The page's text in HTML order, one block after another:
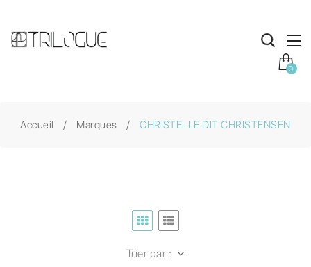
0
Accueil Marques CHRISTELLE DIT CHRISTENSEN
Trier par :